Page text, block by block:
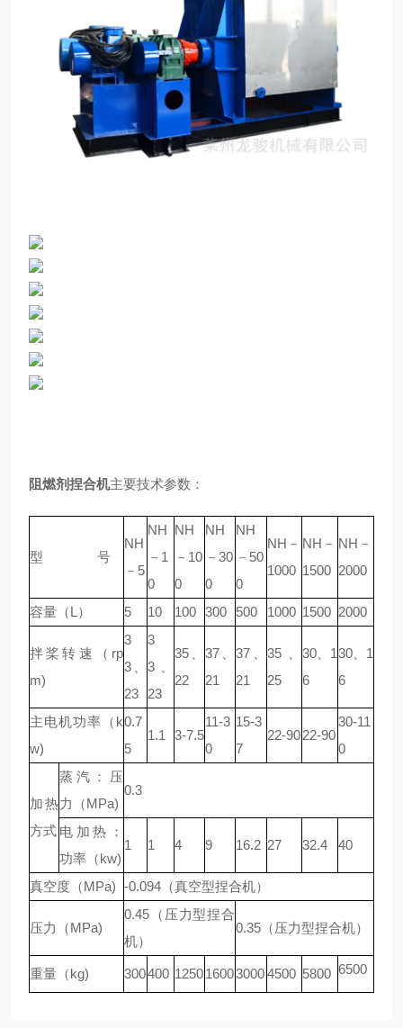
阻燃剂捏合机主要技术参数：
型 号
NH
－5
NH
－1
0
NH
－10
0
NH
－30
0
NH
－50
0
NH－
1000
NH－
1500
NH－
2000
容量（L） 5 10 100 300 500 1000 1500 2000
拌桨转速（rp
m)
3
3、
23
3
3、
23
35、
22
37、
21
37、
21
35、
25
30、1
6
30、1
6
主电机功率（k
w)
0.7
5
1.1 3-7.5
11-3
0
15-3
7
22-9022-90
30-11
0
加热
方式
蒸汽：压
力（MPa)
0.3
电加热：
功率（kw)
1 1 4 9 16.2 27 32.4 40
真空度（MPa) -0.094（真空型捏合机）
压力（MPa)
0.45（压力型捏合
机）
0.35（压力型捏合机）
重量（kg) 300400 1250160030004500 5800 6500